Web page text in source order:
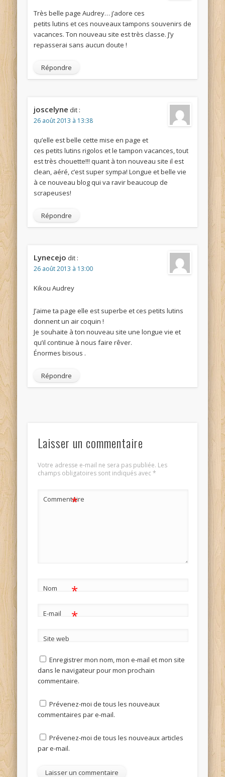
Très belle page Audrey… j’adore ces
petits lutins et ces nouveaux tampons souvenirs de
vacances. Ton nouveau site est très classe. J’y
repasserai sans aucun doute !
Répondre
joscelyne dit :
26 août 2013 à 13:38
qu’elle est belle cette mise en page et
ces petits lutins rigolos et le tampon vacances, tout
est très chouette!!! quant à ton nouveau site il est
clean, aéré, c’est super sympa! Longue et belle vie
à ce nouveau blog qui va ravir beaucoup de
scrapeuses!
Répondre
Lynecejo dit :
26 août 2013 à 13:00
Kikou Audrey
J’aime ta page elle est superbe et ces petits lutins
donnent un air coquin !
Je souhaite à ton nouveau site une longue vie et
qu’il continue à nous faire rêver.
Énormes bisous .
Répondre
Laisser un commentaire
Votre adresse e-mail ne sera pas publiée. Les
champs obligatoires sont indiqués avec*
Commentaire
*
Nom *
E-mail *
Site web
Enregistrer mon nom, mon e-mail et mon site
dans le navigateur pour mon prochain
commentaire.
Prévenez-moi de tous les nouveaux
commentaires par e-mail.
Prévenez-moi de tous les nouveaux articles
par e-mail.